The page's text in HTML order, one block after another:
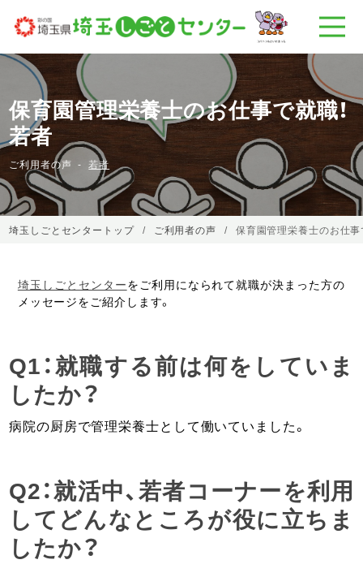
保育園管理栄養士のお仕事で就職！
若者
ご利用者の声 若者
埼玉しごとセンタートップ ご利用者の声 保育園管理栄養士のお仕事
埼玉しごとセンターをご利用になられて就職が決まった方の
メッセージをご紹介します。
Q1：就職する前は何をしていま
したか？
病院の厨房で管理栄養士として働いていました。
Q2：就活中、若者コーナーを利用
してどんなところが役に立ちま
したか？